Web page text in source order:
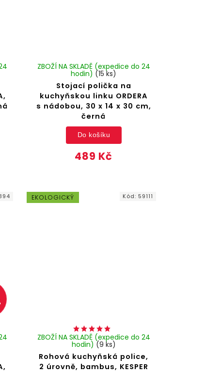
Stojací polička na
kuchyňskou linku ORDERA
s nádobou, 30 x 14 x 30 cm,
černá
ZBOŽÍ NA SKLADĚ (expedice do 24
hodin) (15 ks)
489 Kč
Do košíku
EKOLOGICKÝ
Rohová kuchyňská police,
2 úrovně, bambus, KESPER
ZBOŽÍ NA SKLADĚ (expedice do 24
hodin) (9 ks)
Kód: 59111